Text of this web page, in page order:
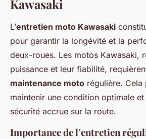
Kawasaki
L’entretien moto Kawasaki
pour garantir la longévité et la
deux-roues. Les motos Kawasaki,
puissance et leur fiabilité,
maintenance moto régulière. Cela
maintenir une condition optimale et
sécurité accrue sur la route.
Importance de l’entretien